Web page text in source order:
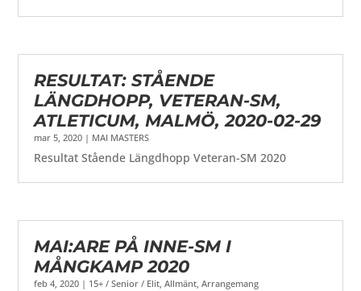
RESULTAT: STÅENDE
LÄNGDHOPP, VETERAN-SM,
ATLETICUM, MALMÖ, 2020-02-29
mar 5, 2020 | MAI MASTERS
Resultat Stående Längdhopp Veteran-SM 2020
MAI:ARE PÅ INNE-SM I
MÅNGKAMP 2020
feb 4, 2020 | 15+ / Senior / Elit,Allmänt,Arrangemang